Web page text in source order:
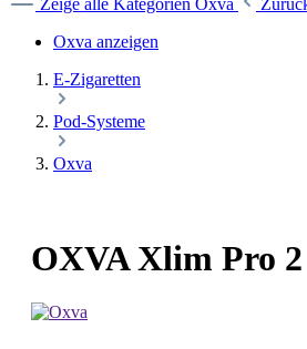
Zeige alle Kategorien Oxva
Oxva anzeigen
E-Zigaretten
Pod-Systeme
Oxva
OXVA Xlim Pro